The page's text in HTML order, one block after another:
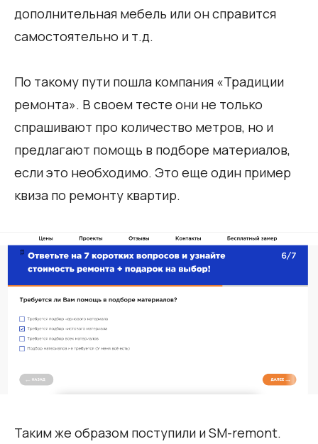
дополнительная мебель или он справится
самостоятельно и т.д.
По такому пути пошла компания «Традиции
ремонта». В своем тесте они не только
спрашивают про количество метров, но и
предлагают помощь в подборе материалов,
если это необходимо. Это еще один пример
квиза по ремонту квартир.
Таким же образом поступили и SM-remont.